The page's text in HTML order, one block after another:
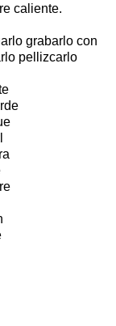
caliente.
grabarlo con
pellizcarlo